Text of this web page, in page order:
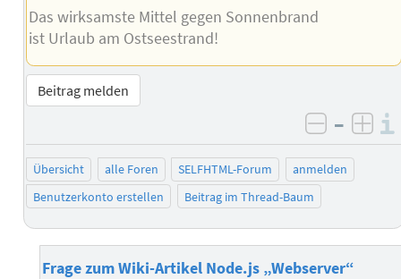
Das wirksamste Mittel gegen Sonnenbrand
ist Urlaub am Ostseestrand!
Beitrag melden
negativ
–
Übersicht alle Foren SELFHTML-Forum
anmelden
Benutzerkonto erstellen
Beitrag im Thread-Baum
Frage zum Wiki-Artikel Node.js „Webserver“